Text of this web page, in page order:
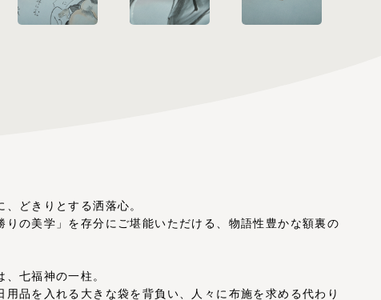
どきりとする洒落心。
りの美学」を存分にご堪能いただける、物語性豊かな額裏の
七福神の一柱。
用品を入れる大きな袋を背負い、人々に布施を求める代わり